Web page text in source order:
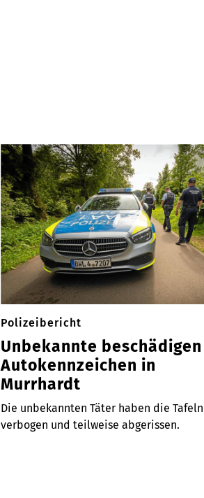
Polizeibericht
Unbekannte beschädigen
Autokennzeichen in
Murrhardt
Die unbekannten Täter haben die Tafeln
verbogen und teilweise abgerissen.